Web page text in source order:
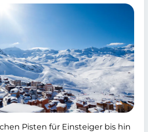
Pisten für Einsteiger bis hin